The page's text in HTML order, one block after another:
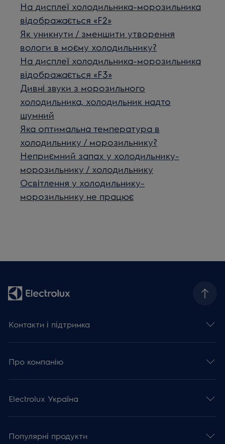
На дисплеї холодильника-морозильника
відображається «F2»
Як уникнути / зменшити утворення
вологи в моєму холодильнику?
На дисплеї холодильника-морозильника
відображається «F3»
Дивні звуки з морозильного
холодильника, холодильник надто
шумний
Яка оптимальна температура в
холодильнику / морозильнику?
Неприємний запах у холодильнику-
морозильнику / холодильнику
Освітлення у холодильнику-
морозильнику не працює
Контакти і підтримка
Про компанію
Electrolux Україна
Популярні продукти